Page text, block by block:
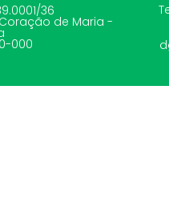
36
de Maria -
000